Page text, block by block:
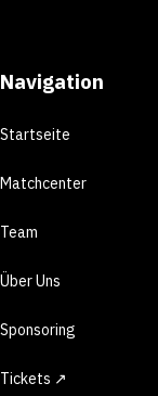
Navigation
Startseite
Matchcenter
Team
Über Uns
Sponsoring
Tickets ↗